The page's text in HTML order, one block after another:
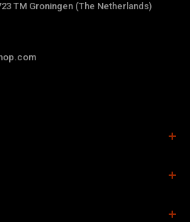
TM Groningen (The Netherlands)